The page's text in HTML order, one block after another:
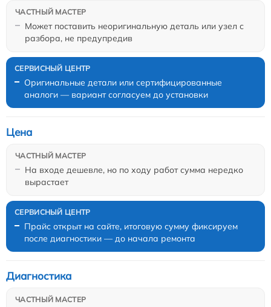
Может поставить неоригинальную деталь или узел с
разбора, не предупредив
Оригинальные детали или сертифицированные
аналоги — вариант согласуем до установки
На входе дешевле, но по ходу работ сумма нередко
вырастает
Цена
Прайс открыт на сайте, итоговую сумму фиксируем
после диагностики — до начала ремонта
Диагностика